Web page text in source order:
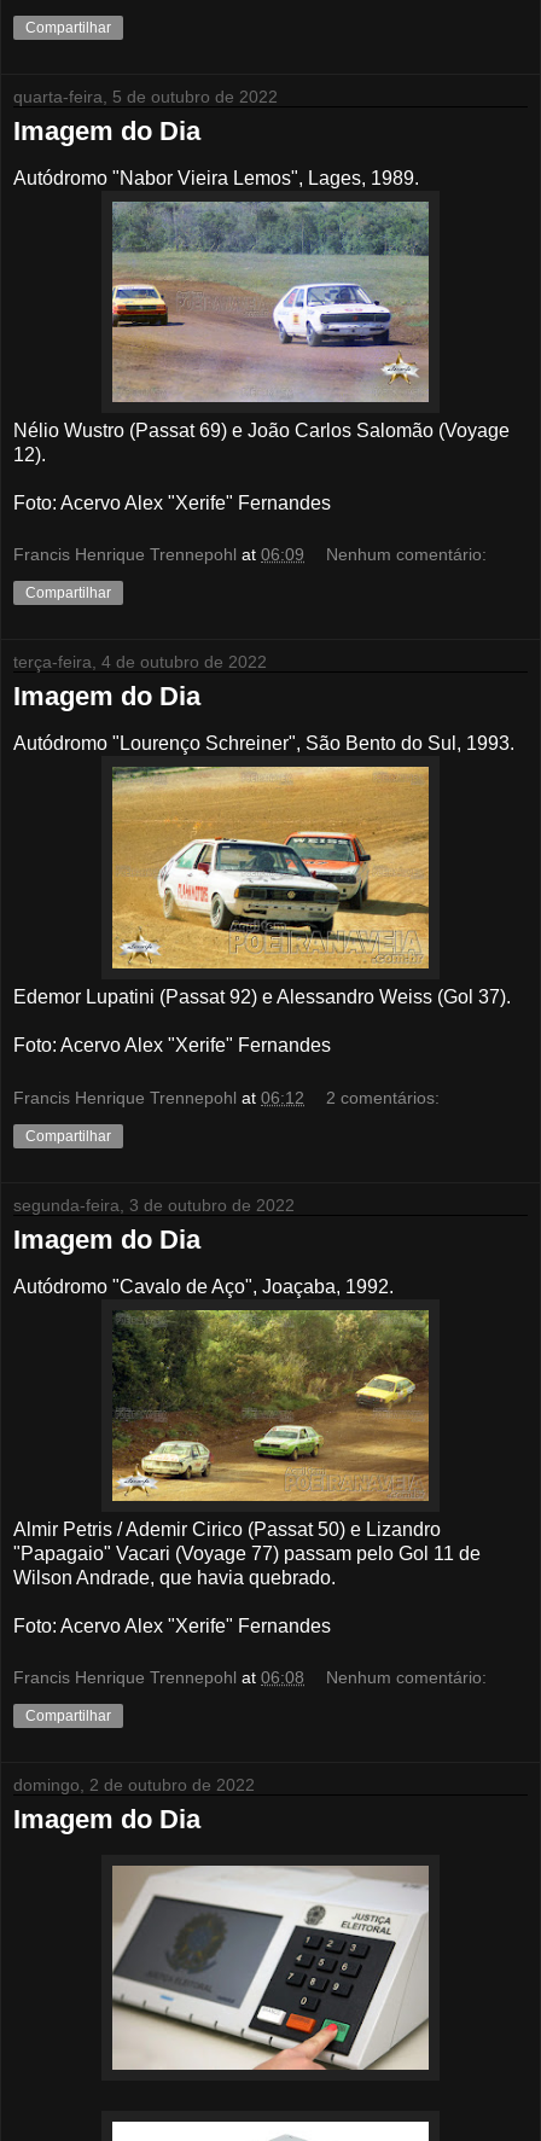
Compartilhar
quarta-feira, 5 de outubro de 2022
Imagem do Dia
Autódromo "Nabor Vieira Lemos", Lages, 1989.
Nélio Wustro (Passat 69) e João Carlos Salomão (Voyage
12).
Foto: Acervo Alex "Xerife" Fernandes
Francis Henrique Trennepohl at 06:09 Nenhum comentário:
Compartilhar
terça-feira, 4 de outubro de 2022
Imagem do Dia
Autódromo "Lourenço Schreiner", São Bento do Sul, 1993.
Edemor Lupatini (Passat 92) e Alessandro Weiss (Gol 37).
Foto: Acervo Alex "Xerife" Fernandes
Francis Henrique Trennepohl at 06:12 2 comentários:
Compartilhar
segunda-feira, 3 de outubro de 2022
Imagem do Dia
Autódromo "Cavalo de Aço", Joaçaba, 1992.
Almir Petris / Ademir Cirico (Passat 50) e Lizandro
"Papagaio" Vacari (Voyage 77) passam pelo Gol 11 de
Wilson Andrade, que havia quebrado.
Foto: Acervo Alex "Xerife" Fernandes
Francis Henrique Trennepohl at 06:08 Nenhum comentário:
Compartilhar
domingo, 2 de outubro de 2022
Imagem do Dia